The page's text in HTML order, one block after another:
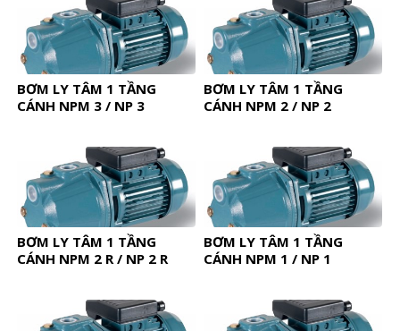
BƠM LY TÂM 1 TẦNG
CÁNH NPM 3 / NP 3
BƠM LY TÂM 1 TẦNG
CÁNH NPM 2 / NP 2
BƠM LY TÂM 1 TẦNG
CÁNH NPM 2 R / NP 2 R
BƠM LY TÂM 1 TẦNG
CÁNH NPM 1 / NP 1